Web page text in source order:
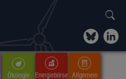
Ökologie Energiebörse Allgemein